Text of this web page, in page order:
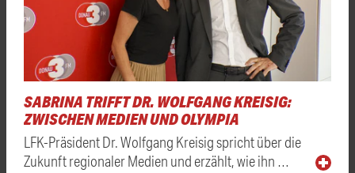
SABRINA TRIFFT DR. WOLFGANG KREISIG:
ZWISCHEN MEDIEN UND OLYMPIA
LFK-Präsident Dr. Wolfgang Kreisig spricht über die
Zukunft regionaler Medien und erzählt, wie ihn …